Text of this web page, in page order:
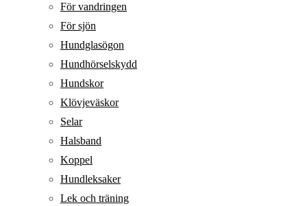
För vandringen
För sjön
Hundglasögon
Hundhörselskydd
Hundskor
Klövjeväskor
Selar
Halsband
Koppel
Hundleksaker
Lek och träning